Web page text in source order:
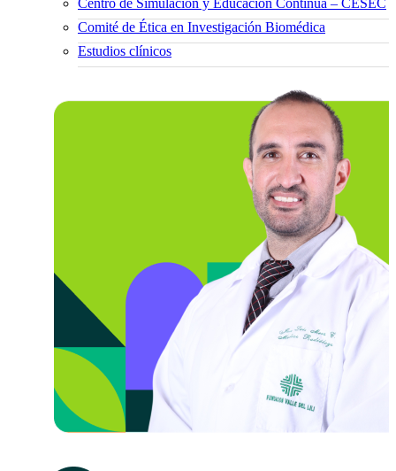
Comité de Ética en Investigación Biomédica
Estudios clínicos